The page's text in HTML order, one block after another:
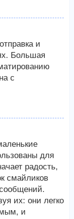
и
Большая
с
для
радость,
смайликов
их: они легко
и